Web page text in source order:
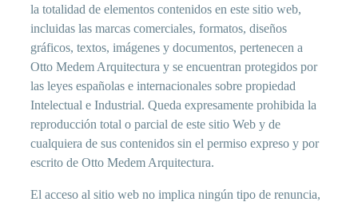
la totalidad de elementos contenidos en este sitio web,
incluidas las marcas comerciales, formatos, diseños
gráficos, textos, imágenes y documentos, pertenecen a
Otto Medem Arquitectura y se encuentran protegidos por
las leyes españolas e internacionales sobre propiedad
Intelectual e Industrial. Queda expresamente prohibida la
reproducción total o parcial de este sitio Web y de
cualquiera de sus contenidos sin el permiso expreso y por
escrito de Otto Medem Arquitectura.
El acceso al sitio web no implica ningún tipo de renuncia,